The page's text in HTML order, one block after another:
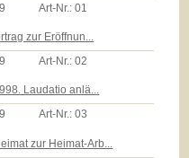
Art-Nr.:01
zur Eröffnun...
Art-Nr.:02
Laudatio anlä...
Art-Nr.:03
zur Heimat-Arb...